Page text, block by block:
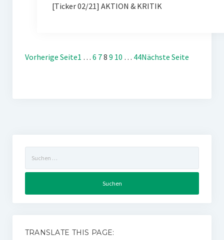
[Ticker 02/21] AKTION & KRITIK
Vorherige Seite1 … 6 78 9 10 … 44Nächste Seite
nach:
TRANSLATE THIS PAGE: